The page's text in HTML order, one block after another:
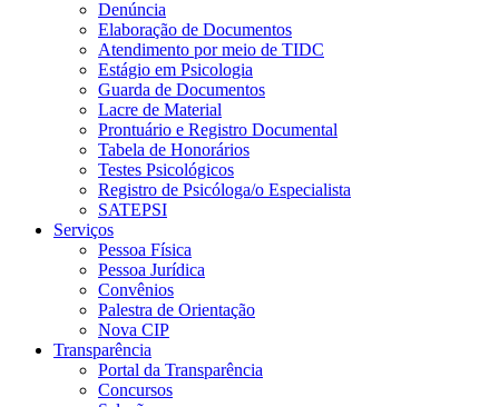
Denúncia
Elaboração de Documentos
Atendimento por meio de TIDC
Estágio em Psicologia
Guarda de Documentos
Lacre de Material
Prontuário e Registro Documental
Tabela de Honorários
Testes Psicológicos
Registro de Psicóloga/o Especialista
SATEPSI
Serviços
Pessoa Física
Pessoa Jurídica
Convênios
Palestra de Orientação
Nova CIP
Transparência
Portal da Transparência
Concursos